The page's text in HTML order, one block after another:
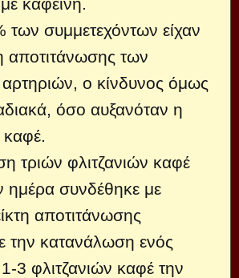
των συμμετεχόντων είχαν
αποτιτάνωσης των
αρτηριών, ο κίνδυνος όμως
όσο αυξανόταν η
τριών φλιτζανιών καφέ
ημέρα συνδέθηκε με
αποτιτάνωσης
την κατανάλωση ενός
1-3 φλιτζανιών καφέ την